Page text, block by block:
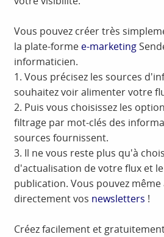
Vous pouvez créer très
la plate-forme e-marketing
informaticien.
1. Vous précisez les sources
souhaitez voir alimenter votre
2. Puis vous choisissez les
filtrage par mot-clés des
sources fournissent.
3. Il ne vous reste plus qu'à
d'actualisation de votre flux et
publication. Vous pouvez
directement vos newsletters !
Créez facilement et